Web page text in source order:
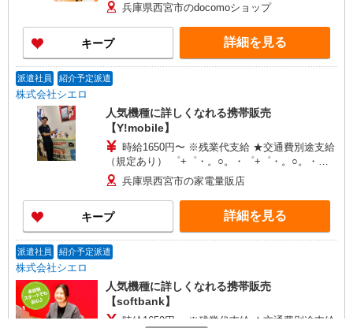
を紹介頂くと, インセンティブ支給(規定有) ★月2
回払い・週払い可能（規程有）★ ゜・。○。・゜
+゜・。○。・゜+゜
兵庫県西宮市のdocomoショップ
キープ 詳細を見る
派遣社員 紹介予定派遣
株式会社シエロ
人気機種に詳しくなれる携帯販売
【Y!mobile】
時給1650円〜 ※残業代支給 ★交通費別途支給
（規定あり） ゜+゜・。○。・゜+゜・。○。・゜
+゜ 入社祝い金10万円支給(規定有) お友達を紹介
頂くと, インセンティブ支給(規定有) ★月2回払
い・週払い可能（規程有）★ ゜・。○。・゜
+゜・。○。・゜+゜
兵庫県西宮市の家電量販店
キープ 詳細を見る
派遣社員 紹介予定派遣
株式会社シエロ
人気機種に詳しくなれる携帯販売
【softbank】
時給1650円〜 ※残業代支給 ★交通費別途支給